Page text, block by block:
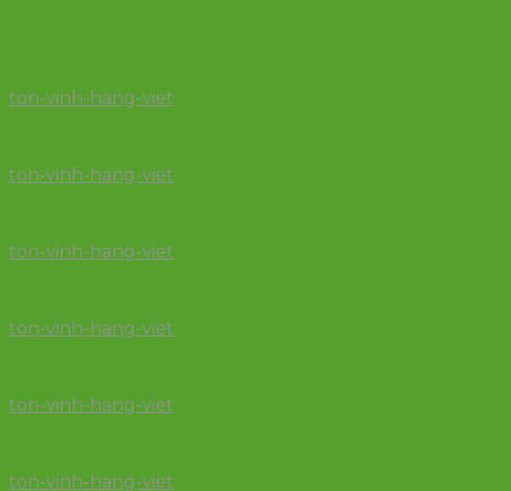
ton-vinh-hang-viet
ton-vinh-hang-viet
ton-vinh-hang-viet
ton-vinh-hang-viet
ton-vinh-hang-viet
ton-vinh-hang-viet